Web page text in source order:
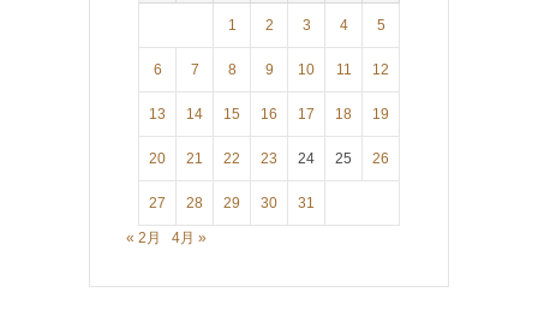
1 2 3 4 5
6 7 8 9 10 11 12
13 14 15 16 17 18 19
20 21 22 23 24 25 26
27 28 29 30 31
« 2月 4月 »